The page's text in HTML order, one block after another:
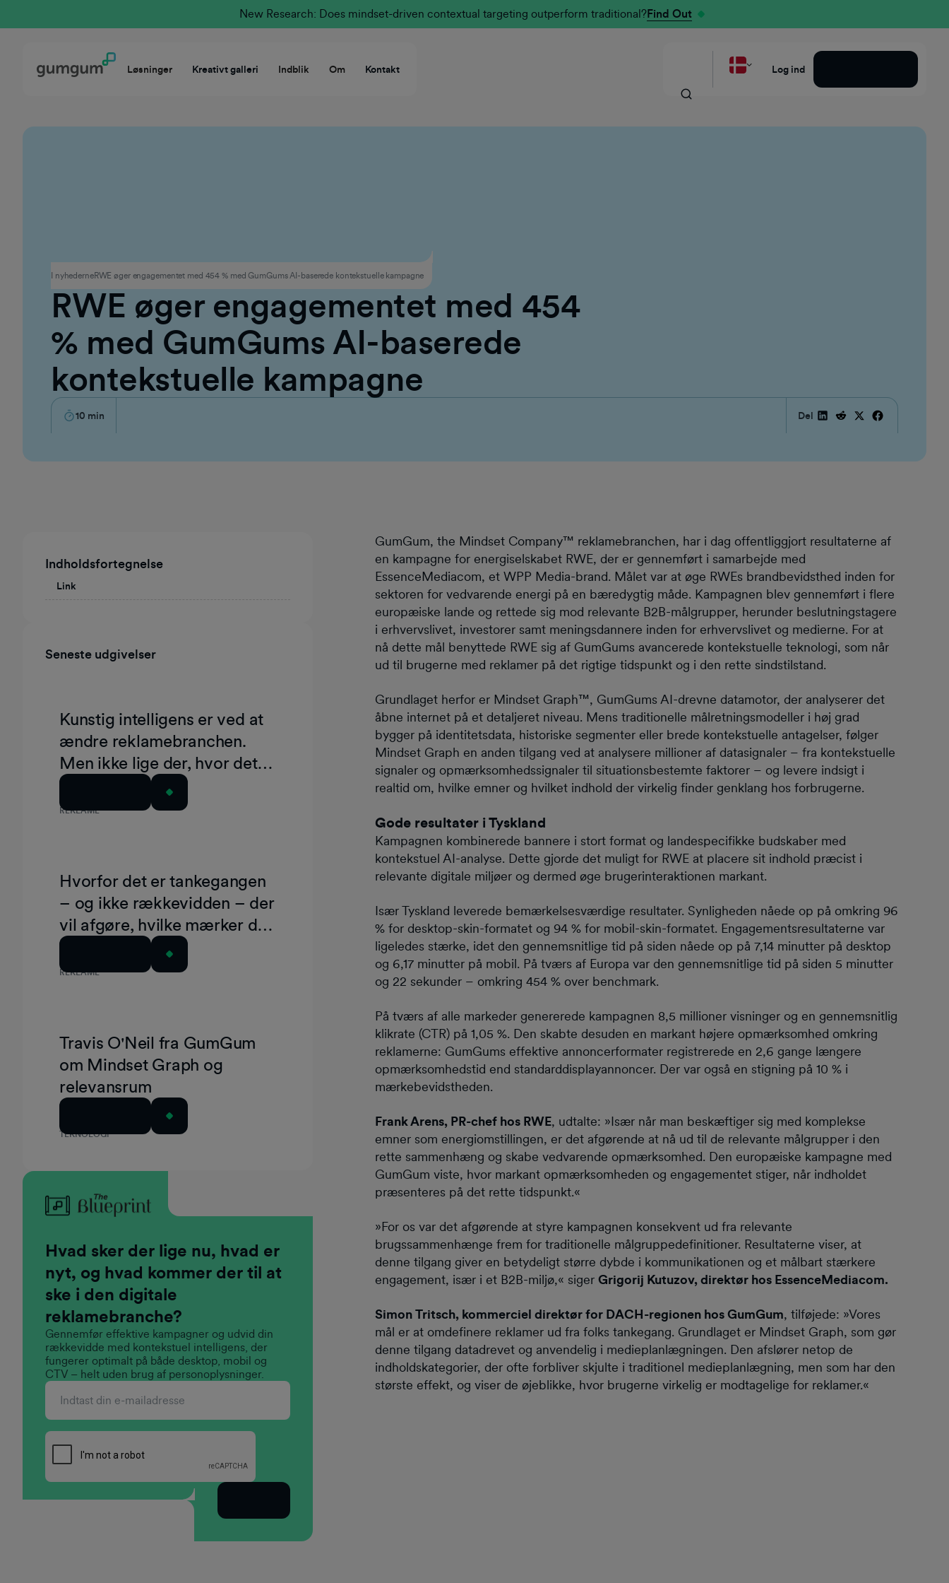
New Research: Does mindset-driven contextual targeting outperform traditional?Find Out
Løsninger Kreativt galleri Indblik Om Kontakt Log ind
I nyhederneRWE øger engagementet med 454 % med GumGums AI-baserede kontekstuelle kampagne
Reklame
RWE øger engagementet med 454
% med GumGums AI-baserede
kontekstuelle kampagne
10 min Del
Indholdsfortegnelse
Link
Seneste udgivelser
REKLAME
Kunstig intelligens er ved at
ændre reklamebranchen.
Men ikke lige der, hvor det
virkelig betyder noget.
REKLAME
Hvorfor det er tankegangen
– og ikke rækkevidden – der
vil afgøre, hvilke mærker der
vinder FIFA-
verdensmesterskabet i 2026
TEKNOLOGI
Travis O'Neil fra GumGum
om Mindset Graph og
relevansrum
Hvad sker der lige nu, hvad er
nyt, og hvad kommer der til at
ske i den digitale
reklamebranche?
Gennemfør effektive kampagner og udvid din
rækkevidde med kontekstuel intelligens, der
fungerer optimalt på både desktop, mobil og
CTV – helt uden brug af personoplysninger.
GumGum, the Mindset Company™ reklamebranchen, har i dag offentliggjort resultaterne af
en kampagne for energiselskabet RWE, der er gennemført i samarbejde med
EssenceMediacom, et WPP Media-brand. Målet var at øge RWEs brandbevidsthed inden for
sektoren for vedvarende energi på en bæredygtig måde. Kampagnen blev gennemført i flere
europæiske lande og rettede sig mod relevante B2B-målgrupper, herunder beslutningstagere
i erhvervslivet, investorer samt meningsdannere inden for erhvervslivet og medierne. For at
nå dette mål benyttede RWE sig af GumGums avancerede kontekstuelle teknologi, som når
ud til brugerne med reklamer på det rigtige tidspunkt og i den rette sindstilstand.
Grundlaget herfor er Mindset Graph™, GumGums AI-drevne datamotor, der analyserer det
åbne internet på et detaljeret niveau. Mens traditionelle målretningsmodeller i høj grad
bygger på identitetsdata, historiske segmenter eller brede kontekstuelle antagelser, følger
Mindset Graph en anden tilgang ved at analysere millioner af datasignaler – fra kontekstuelle
signaler og opmærksomhedssignaler til situationsbestemte faktorer – og levere indsigt i
realtid om, hvilke emner og hvilket indhold der virkelig finder genklang hos forbrugerne.
Gode resultater i Tyskland
Kampagnen kombinerede bannere i stort format og landespecifikke budskaber med
kontekstuel AI-analyse. Dette gjorde det muligt for RWE at placere sit indhold præcist i
relevante digitale miljøer og dermed øge brugerinteraktionen markant.
Især Tyskland leverede bemærkelsesværdige resultater. Synligheden nåede op på omkring 96
% for desktop-skin-formatet og 94 % for mobil-skin-formatet. Engagementsresultaterne var
ligeledes stærke, idet den gennemsnitlige tid på siden nåede op på 7,14 minutter på desktop
og 6,17 minutter på mobil. På tværs af Europa var den gennemsnitlige tid på siden 5 minutter
og 22 sekunder – omkring 454 % over benchmark.
På tværs af alle markeder genererede kampagnen 8,5 millioner visninger og en gennemsnitlig
klikrate (CTR) på 1,05 %. Den skabte desuden en markant højere opmærksomhed omkring
reklamerne: GumGums effektive annoncerformater registrerede en 2,6 gange længere
opmærksomhedstid end standarddisplayannoncer. Der var også en stigning på 10 % i
mærkebevidstheden.
Frank Arens, PR-chef hos RWE, udtalte: »Især når man beskæftiger sig med komplekse
emner som energiomstillingen, er det afgørende at nå ud til de relevante målgrupper i den
rette sammenhæng og skabe vedvarende opmærksomhed. Den europæiske kampagne med
GumGum viste, hvor markant opmærksomheden og engagementet stiger, når indholdet
præsenteres på det rette tidspunkt.«
»For os var det afgørende at styre kampagnen konsekvent ud fra relevante
brugssammenhænge frem for traditionelle målgruppedefinitioner. Resultaterne viser, at
denne tilgang giver en betydeligt større dybde i kommunikationen og et målbart stærkere
engagement, især i et B2B-miljø,« siger Grigorij Kutuzov, direktør hos EssenceMediacom.
Simon Tritsch, kommerciel direktør for DACH-regionen hos GumGum, tilføjede: »Vores
mål er at omdefinere reklamer ud fra folks tankegang. Grundlaget er Mindset Graph, som gør
denne tilgang datadrevet og anvendelig i medieplanlægningen. Den afslører netop de
indholdskategorier, der ofte forbliver skjulte i traditionel medieplanlægning, men som har den
største effekt, og viser de øjeblikke, hvor brugerne virkelig er modtagelige for reklamer.«